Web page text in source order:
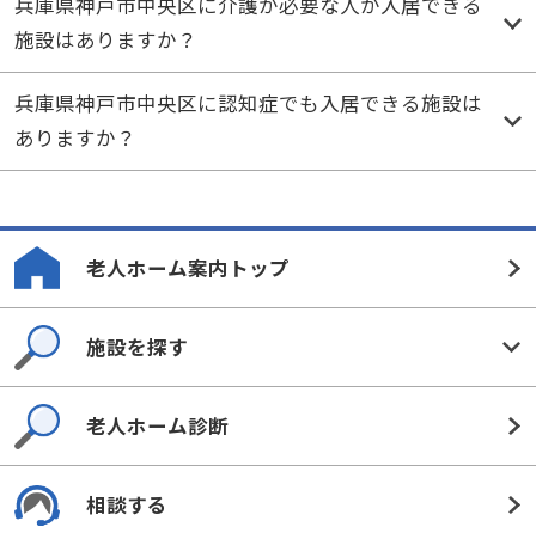
施設はありますか？
兵庫県神戸市中央区に認知症でも入居できる施設は
ありますか？
老人ホーム案内トップ
施設を探す
老人ホーム診断
相談する